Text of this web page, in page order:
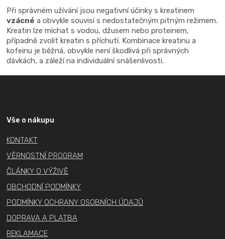
Při správném užívání jsou negativní účinky s kreatinem
vzácné a obvykle souvisí s nedostatečným pitným režimem.
Kreatin lze míchat s vodou, džusem nebo proteinem,
případně zvolit kreatin s příchutí. Kombinace kreatinu a
kofeinu je běžná, obvykle není škodlivá při správných
dávkách, a záleží na individuální snášenlivosti.
Vše o nákupu
KONTAKT
VĚRNOSTNÍ PROGRAM
ČLÁNKY O VÝŽIVĚ
OBCHODNÍ PODMÍNKY
PODMÍNKY OCHRANY OSOBNÍCH ÚDAJŮ
DOPRAVA A PLATBA
REKLAMACE